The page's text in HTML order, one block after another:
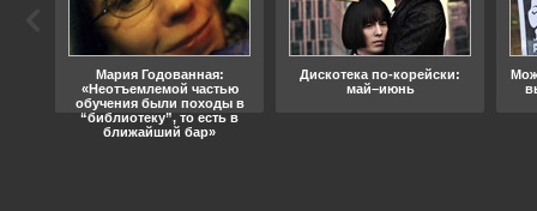
Мария Годованная:
«Неотъемлемой частью
обучения были походы в
“библиотеку”, то есть в
ближайший бар»
Дискотека по-корейски:
май–июнь